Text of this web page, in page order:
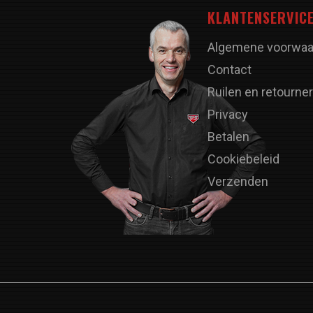
KLANTENSERVICE
Algemene
Contact
Ruilen en
Privacy
Betalen
Cookiebeleid
Verzenden